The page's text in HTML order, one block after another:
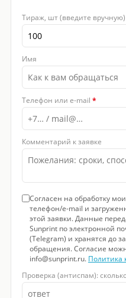
Тираж, шт (введите вручную)
Имя
Телефон или e-mail *
Комментарий к заявке
Согласен на обработку
телефон/e-mail и
этой заявки. Данные
Sunprint по электронной
(Telegram) и хранятся до
обращения. Согласие
info@sunprint.ru. Политика
Проверка (антиспам):